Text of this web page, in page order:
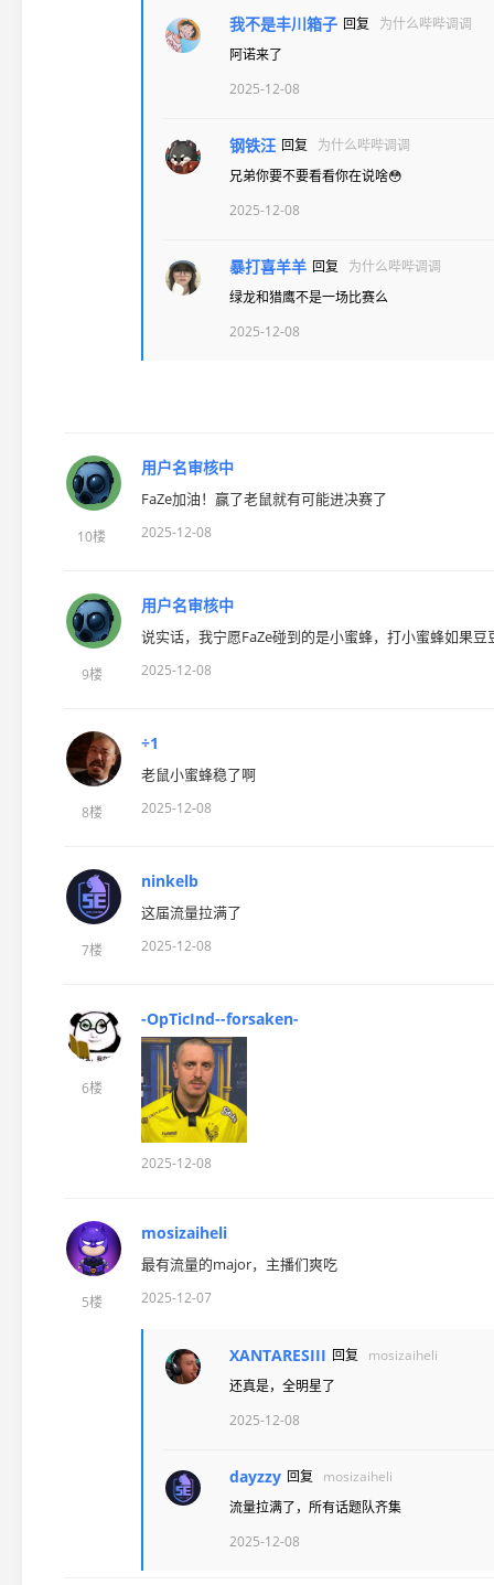
我不是丰川箱子 回复
为什么哔哔调调
阿诺来了
2025-12-08
钢铁汪 回复
为什么哔哔调调
兄弟你要不要看看你在说啥😳
2025-12-08
暴打喜羊羊 回复
为什么哔哔调调
绿龙和猎鹰不是一场比赛么
2025-12-08
10楼
用户名审核中
FaZe加油！赢了老鼠就有可能进决赛了
2025-12-08
9楼
用户名审核中
说实话，我宁愿FaZe碰到的是小蜜蜂，打小蜜蜂如果
2025-12-08
8楼
÷1
老鼠小蜜蜂稳了啊
2025-12-08
7楼
ninkelb
这届流量拉满了
2025-12-08
6楼
-OpTicInd--forsaken-
2025-12-08
5楼
mosizaiheli
最有流量的major，主播们爽吃
2025-12-07
XANTARESIII 回复
mosizaiheli
还真是，全明星了
2025-12-08
dayzzy 回复
mosizaiheli
流量拉满了，所有话题队齐集
2025-12-08